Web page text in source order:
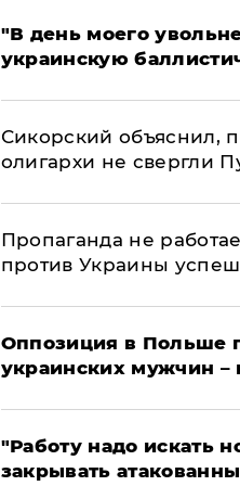
​"В день моего
украинскую
Сикорский объяснил,
олигархи не свергли
​Пропаганда не
против Украины
Оппозиция в Польше
украинских мужчин –
"Работу надо искать
закрывать